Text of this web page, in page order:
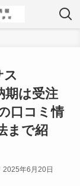
ス
期は受注
口コミ情
まで紹
2025年6月20日